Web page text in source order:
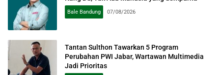
Bale Bandung 07/08/2026
Tantan Sulthon Tawarkan 5 Program
Perubahan PWI Jabar, Wartawan Multimedia
Jadi Prioritas